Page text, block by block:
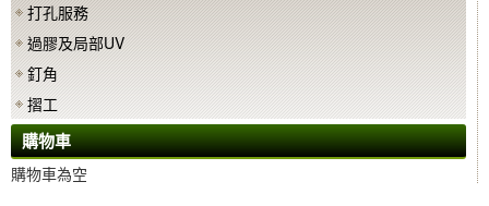
打孔服務
過膠及局部UV
釘角
摺工
購物車
購物車為空